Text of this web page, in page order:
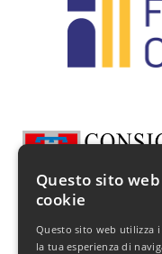
Questo sito
cookie
Questo sito web utilizza
la tua esperienza di